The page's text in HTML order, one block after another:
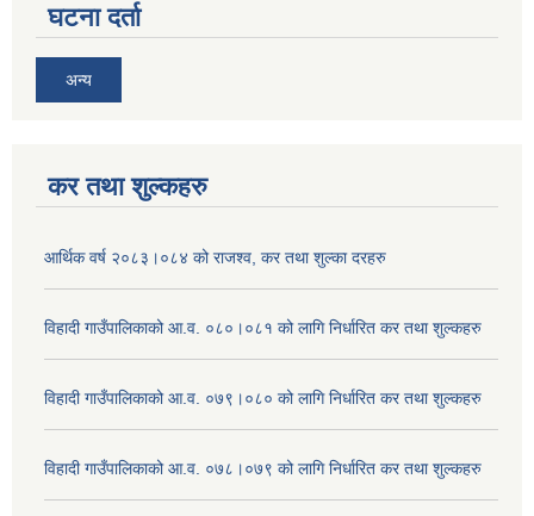
घटना दर्ता
अन्य
कर तथा शुल्कहरु
आर्थिक वर्ष २०८३।०८४ को राजश्व, कर तथा शुल्का दरहरु
विहादी गाउँपालिकाको आ.व. ०८०।०८१ को लागि निर्धारित कर तथा शुल्कहरु
विहादी गाउँपालिकाको आ.व. ०७९।०८० को लागि निर्धारित कर तथा शुल्कहरु
विहादी गाउँपालिकाको आ.व. ०७८।०७९ को लागि निर्धारित कर तथा शुल्कहरु